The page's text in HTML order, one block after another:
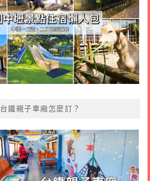
台鐵親子車廂怎麼訂？